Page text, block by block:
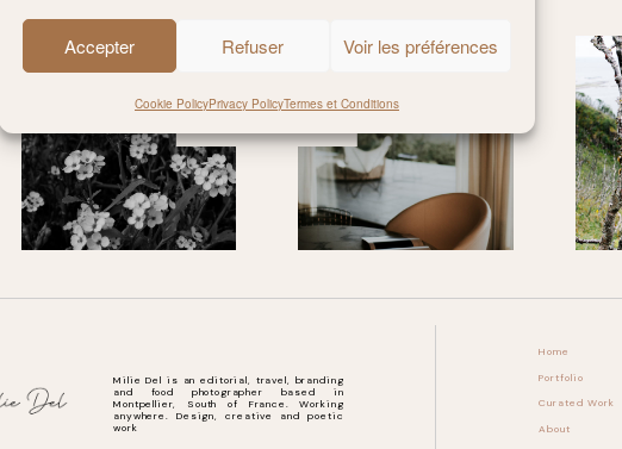
Accepter Refuser Voir les préférences
Cookie PolicyPrivacy PolicyTermes et Conditions
Home
Portfolio
Milie Del is an editorial, travel, branding
and food photographer based in
Montpellier, South of France. Working
anywhere. Design, creative and poetic
work
Curated Work
About